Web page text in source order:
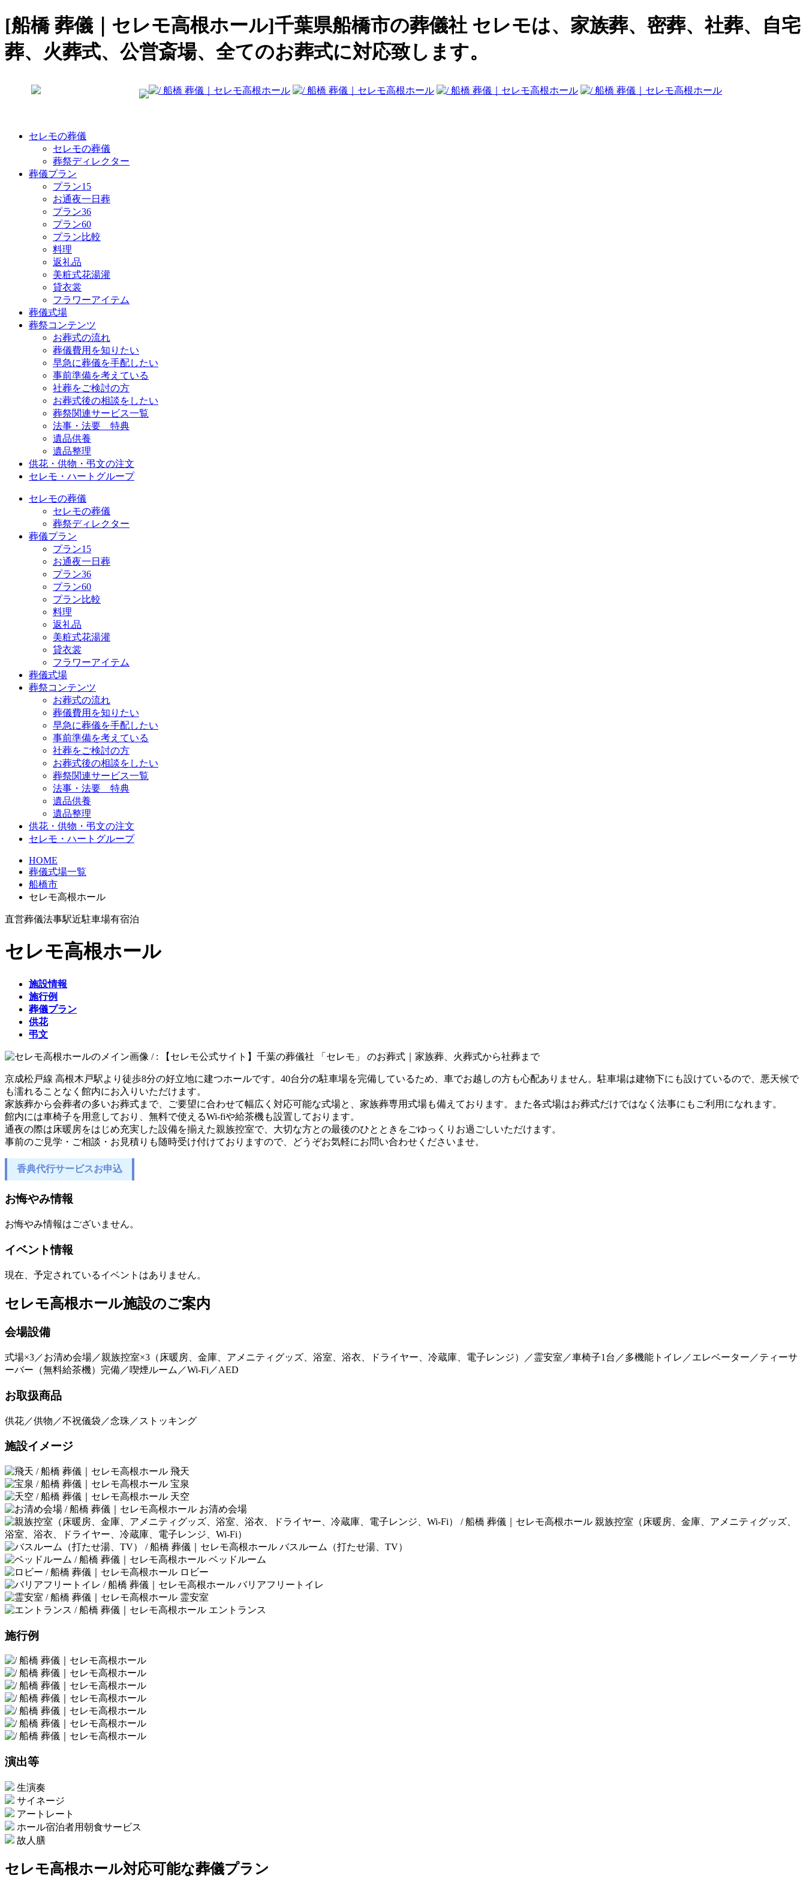
[船橋 葬儀｜セレモ高根ホール]千葉県船橋市の葬儀社 セレモは、家族葬、密葬、社葬、自宅
葬、火葬式、公営斎場、全てのお葬式に対応致します。
セレモの葬儀
セレモの葬儀
葬祭ディレクター
葬儀プラン
プラン15
お通夜一日葬
プラン36
プラン60
プラン比較
料理
返礼品
美粧式花湯灌
貸衣裳
フラワーアイテム
葬儀式場
葬祭コンテンツ
お葬式の流れ
葬儀費用を知りたい
早急に葬儀を手配したい
事前準備を考えている
社葬をご検討の方
お葬式後の相談をしたい
葬祭関連サービス一覧
法事・法要 特典
遺品供養
遺品整理
供花・供物・弔文の注文
セレモ・ハートグループ
セレモの葬儀
セレモの葬儀
葬祭ディレクター
葬儀プラン
プラン15
お通夜一日葬
プラン36
プラン60
プラン比較
料理
返礼品
美粧式花湯灌
貸衣裳
フラワーアイテム
葬儀式場
葬祭コンテンツ
お葬式の流れ
葬儀費用を知りたい
早急に葬儀を手配したい
事前準備を考えている
社葬をご検討の方
お葬式後の相談をしたい
葬祭関連サービス一覧
法事・法要 特典
遺品供養
遺品整理
供花・供物・弔文の注文
セレモ・ハートグループ
HOME
葬儀式場一覧
船橋市
セレモ高根ホール
直営葬儀法事駅近駐車場有宿泊
セレモ高根ホール
施設情報
施行例
葬儀プラン
供花
弔文
京成松戸線 高根木戸駅より徒歩8分の好立地に建つホールです。40台分の駐車場を完備しているため、車でお越しの方も心配ありません。駐車場は建物下にも設けているので、悪天候で
も濡れることなく館内にお入りいただけます。
家族葬から会葬者の多いお葬式まで、ご要望に合わせて幅広く対応可能な式場と、家族葬専用式場も備えております。また各式場はお葬式だけではなく法事にもご利用になれます。
館内には車椅子を用意しており、無料で使えるWi-fiや給茶機も設置しております。
通夜の際は床暖房をはじめ充実した設備を揃えた親族控室で、大切な方との最後のひとときをごゆっくりお過ごしいただけます。
事前のご見学・ご相談・お見積りも随時受け付けておりますので、どうぞお気軽にお問い合わせくださいませ。
香典代行サービスお申込
お悔やみ情報
お悔やみ情報はございません。
イベント情報
現在、予定されているイベントはありません。
セレモ高根ホール施設のご案内
会場設備
式場×3／お清め会場／親族控室×3（床暖房、金庫、アメニティグッズ、浴室、浴衣、ドライヤー、冷蔵庫、電子レンジ）／霊安室／車椅子1台／多機能トイレ／エレベーター／ティーサ
ーバー（無料給茶機）完備／喫煙ルーム／Wi-Fi／AED
お取扱商品
供花／供物／不祝儀袋／念珠／ストッキング
施設イメージ
飛天
宝泉
天空
お清め会場
親族控室（床暖房、金庫、アメニティグッズ、
浴室、浴衣、ドライヤー、冷蔵庫、電子レンジ、Wi-Fi）
バスルーム（打たせ湯、TV）
ベッドルーム
ロビー
バリアフリートイレ
霊安室
エントランス
施行例
演出等
生演奏
サイネージ
アートレート
ホール宿泊者用朝食サービス
故人膳
セレモ高根ホール対応可能な葬儀プラン